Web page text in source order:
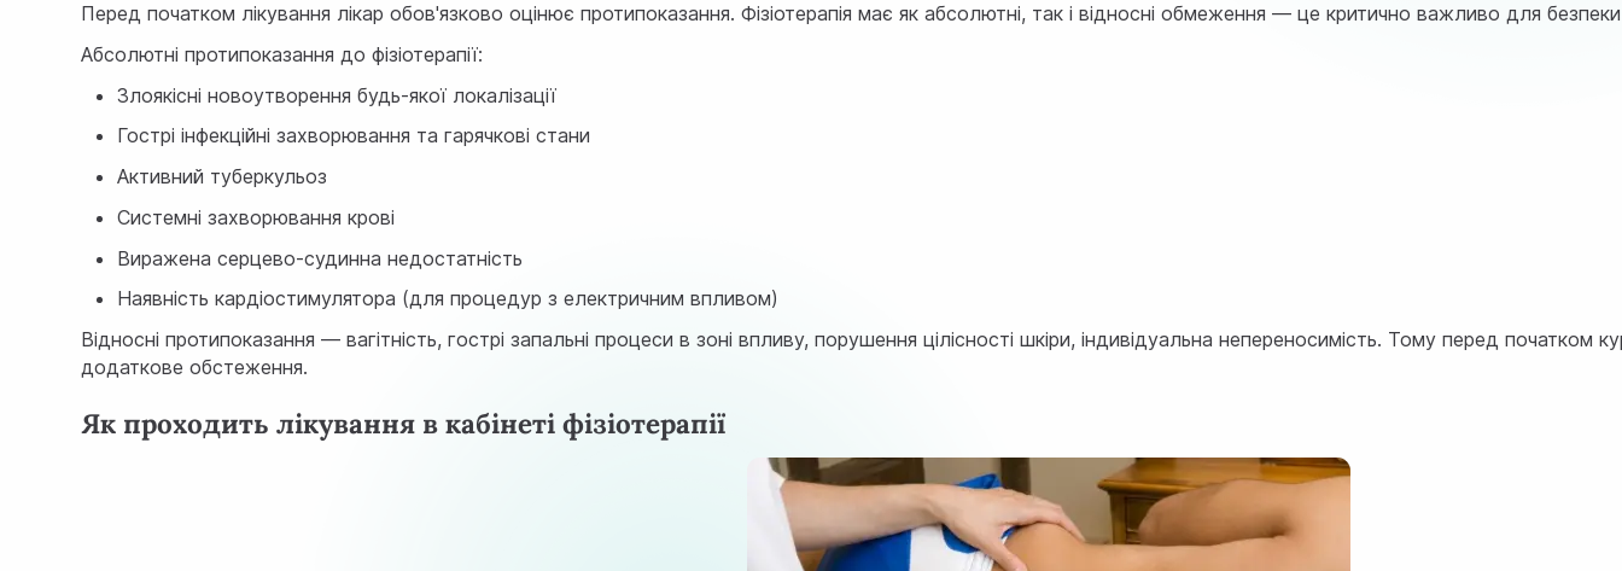
Перед початком лікування лікар обов'язково оцінює протипоказання. Фізіотерапія має як абсолютні, так і відносні обмеження — це критично важливо для безпеки
Абсолютні протипоказання до фізіотерапії:
Злоякісні новоутворення будь-якої локалізації
Гострі інфекційні захворювання та гарячкові стани
Активний туберкульоз
Системні захворювання крові
Виражена серцево-судинна недостатність
Наявність кардіостимулятора (для процедур з електричним впливом)
Відносні протипоказання — вагітність, гострі запальні процеси в зоні впливу, порушення цілісності шкіри, індивідуальна непереносимість. Тому перед початком
додаткове обстеження.
Як проходить лікування в кабінеті фізіотерапії